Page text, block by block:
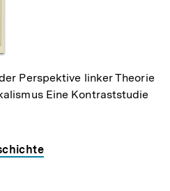
Perspektive linker Theorie
Eine Kontraststudie